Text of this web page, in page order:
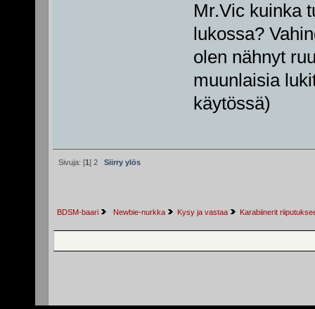
Mr.Vic kuinka
lukossa?
olen nähnyt
muunlaisia
käytössä)
Sivuja: [1] 2 Siirry ylös
BDSM-baari Newbie-nurkka Kysy ja vastaa Karabiinerit